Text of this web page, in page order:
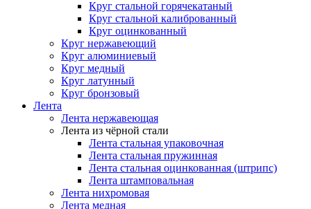
Круг стальной горячекатаный
Круг стальной калиброванный
Круг оцинкованный
Круг нержавеющий
Круг алюминиевый
Круг медный
Круг латунный
Круг бронзовый
Лента
Лента нержавеющая
Лента из чёрной стали
Лента стальная упаковочная
Лента стальная пружинная
Лента стальная оцинкованная (штрипс)
Лента штамповальная
Лента нихромовая
Лента медная